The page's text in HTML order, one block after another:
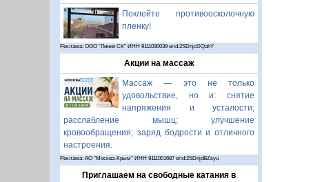
Поклейте противоосколочную
пленку!
Реклама: ООО "Линия СК" ИНН 9111030039 erid:2SDnjcDQahY
Акции на массаж
Массаж — это не только
удовольствие, но и: снятие
напряжения и усталости;
расслабление мышц; улучшение
кровообращения; заряд бодрости и отличного
настроения.
Реклама: АО "Москва-Крым" ИНН 9111001687 erid:2SDnjdBZsyu
Приглашаем на свободные катания в